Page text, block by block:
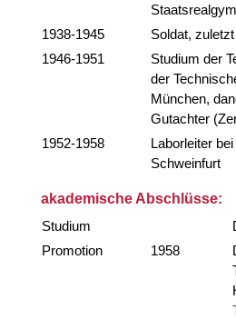
1938-1945
Soldat, zuletzt
1946-1951
Studium der
der
München,
Gutachter
1952-1958
Laborleiter
Schweinfurt
akademische Abschlüsse:
Studium
Promotion
1958